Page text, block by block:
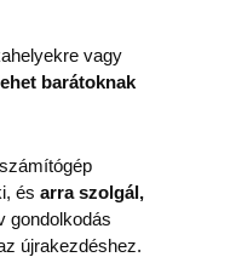
vagy
barátoknak
és arra szolgál,
gondolkodás
újrakezdéshez.